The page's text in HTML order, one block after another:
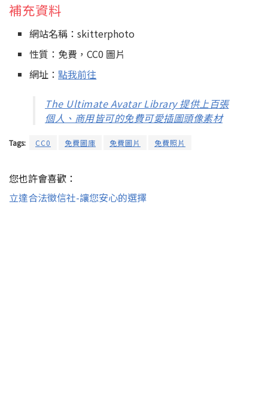
補充資料
網站名稱：skitterphoto
性質：免費，CC0 圖片
網址：點我前往
The Ultimate Avatar Library 提供上百張
個人、商用皆可的免費可愛插圖頭像素材
Tags: CC0 免費圖庫 免費圖片 免費照片
您也許會喜歡：
立達合法徵信社-讓您安心的選擇